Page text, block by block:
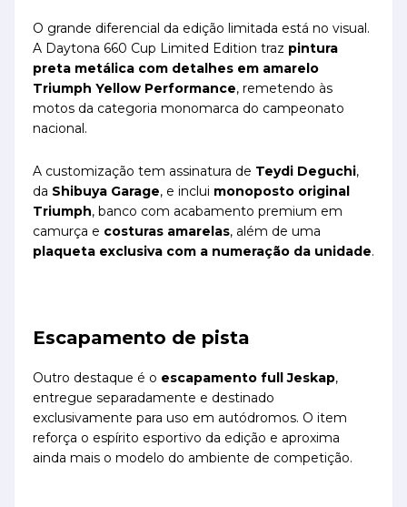
O grande diferencial da edição limitada está no visual.
A Daytona 660 Cup Limited Edition traz pintura
preta metálica com detalhes em amarelo
Triumph Yellow Performance, remetendo às
motos da categoria monomarca do campeonato
nacional.
A customização tem assinatura de Teydi Deguchi,
da Shibuya Garage, e inclui monoposto original
Triumph, banco com acabamento premium em
camurça e costuras amarelas, além de uma
plaqueta exclusiva com a numeração da unidade.
Escapamento de pista
Outro destaque é o escapamento full Jeskap,
entregue separadamente e destinado
exclusivamente para uso em autódromos. O item
reforça o espírito esportivo da edição e aproxima
ainda mais o modelo do ambiente de competição.